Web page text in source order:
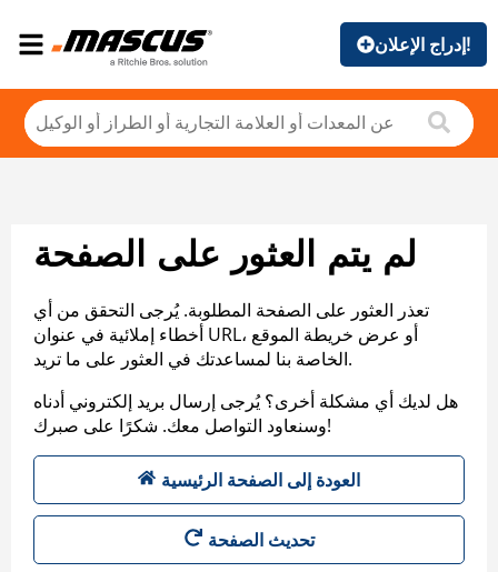
إدراج الإعلان!
لم يتم العثور على الصفحة
تعذر العثور على الصفحة المطلوبة. يُرجى التحقق من أي
أخطاء إملائية في عنوان URL، أو عرض خريطة الموقع
الخاصة بنا لمساعدتك في العثور على ما تريد.
هل لديك أي مشكلة أخرى؟ يُرجى إرسال بريد إلكتروني أدناه
وسنعاود التواصل معك. شكرًا على صبرك!
العودة إلى الصفحة الرئيسية
تحديث الصفحة